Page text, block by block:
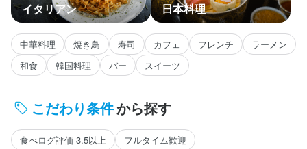
イタリアン 日本料理
中華料理 焼き鳥 寿司 カフェ フレンチ
ラーメン
和食
韓国料理 バー スイーツ
こだわり条件から探す
食べログ評価 3.5以上
フルタイム歓迎